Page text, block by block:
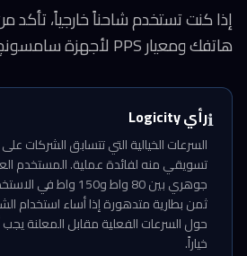
إذا كنت تستخدم شاحناً خارجياً، تأكد
هاتفك ومعيار PPS لأجهزة سامسونج
ℹ️رأي Logicity
السرعات الخيالية التي تتسابق الشركات
تسويقي منه لفائدة عملية. المستخدم
جوهري بين 80 واط
ثمن بطارية متدهورة إذا أساء استخدام
حول السرعات الفعلية مقابل المعلنة يجب
خياراً.